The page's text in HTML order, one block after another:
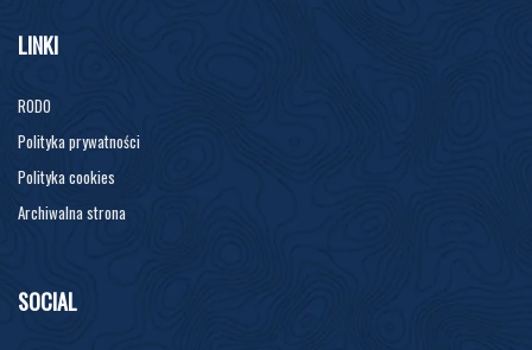
LINKI
RODO
Polityka prywatności
Polityka cookies
Archiwalna strona
SOCIAL